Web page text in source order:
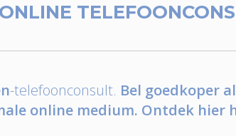
ONLINE
-telefoonconsult. Bel goedkoper
online medium. Ontdek